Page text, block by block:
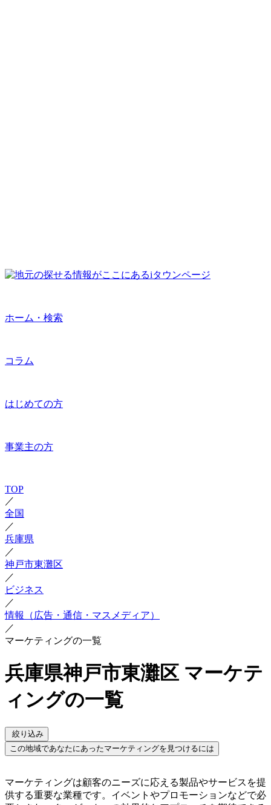
ホーム・検索
コラム
はじめての方
事業主の方
TOP
／
全国
／
兵庫県
／
神戸市東灘区
／
ビジネス
／
情報（広告・通信・マスメディア）
／
マーケティングの一覧
兵庫県神戸市東灘区 マーケテ
ィングの一覧
絞り込み
この地域であなたにあったマーケティングを見つけるには
マーケティングは顧客のニーズに応える製品やサービスを提
供する重要な業種です。イベントやプロモーションなどで必